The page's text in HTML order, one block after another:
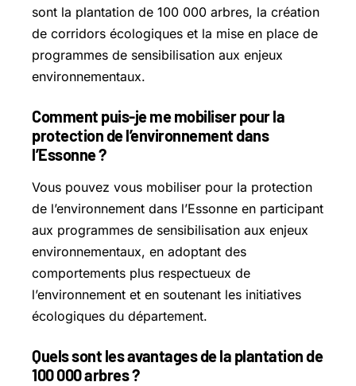
sont la plantation de 100 000 arbres, la création
de corridors écologiques et la mise en place de
programmes de sensibilisation aux enjeux
environnementaux.
Comment puis-je me mobiliser pour la
protection de l’environnement dans
l’Essonne ?
Vous pouvez vous mobiliser pour la protection
de l’environnement dans l’Essonne en participant
aux programmes de sensibilisation aux enjeux
environnementaux, en adoptant des
comportements plus respectueux de
l’environnement et en soutenant les initiatives
écologiques du département.
Quels sont les avantages de la plantation de
100 000 arbres ?